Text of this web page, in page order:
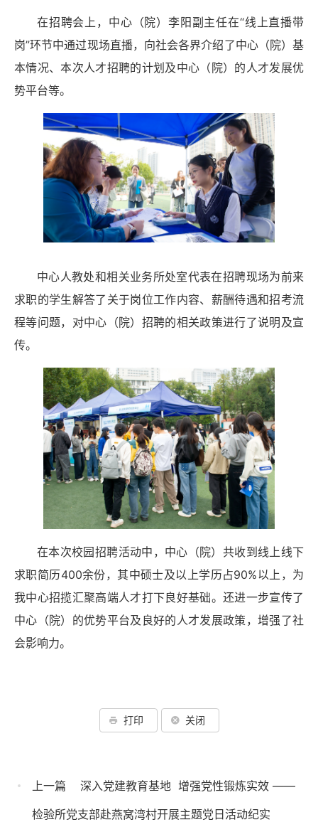
在招聘会上，中心（院）李阳副主任在“线上直播带
岗”环节中通过现场直播，向社会各界介绍了中心（院）基
本情况、本次人才招聘的计划及中心（院）的人才发展优
势平台等。
中心人教处和相关业务所处室代表在招聘现场为前来
求职的学生解答了关于岗位工作内容、薪酬待遇和招考流
程等问题，对中心（院）招聘的相关政策进行了说明及宣
传。
在本次校园招聘活动中，中心（院）共收到线上线下
求职简历400余份，其中硕士及以上学历占90%以上，为
我中心招揽汇聚高端人才打下良好基础。还进一步宣传了
中心（院）的优势平台及良好的人才发展政策，增强了社
会影响力。
打印 关闭
上一篇
深入党建教育基地  增强党性锻炼实效 ——
检验所党支部赴燕窝湾村开展主题党日活动纪实